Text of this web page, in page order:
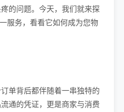
的问题。今天，我们就来探
服务，看看它如何成为您物
单背后都伴随着一串独特的
通的凭证，更是商家与消费